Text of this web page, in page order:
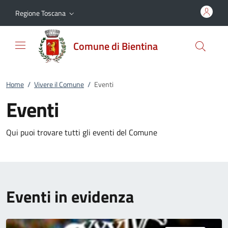
Regione Toscana
Comune di Bientina
Home / Vivere il Comune / Eventi
Eventi
Qui puoi trovare tutti gli eventi del Comune
Eventi in evidenza